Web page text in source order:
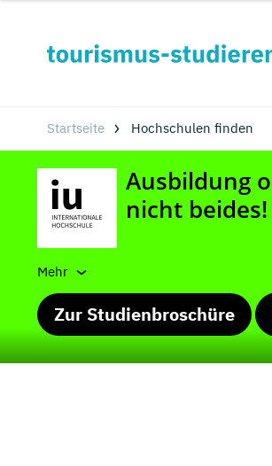
Startseite Hochschulen finden
Mehr
Zur Studienbroschüre